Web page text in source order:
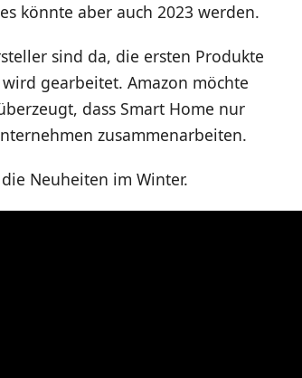
könnte aber auch 2023 werden.
sind da, die ersten Produkte
gearbeitet. Amazon möchte
dass Smart Home nur
zusammenarbeiten.
Neuheiten im Winter.